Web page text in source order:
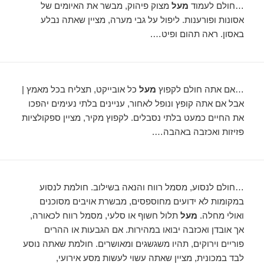
…חולם לעמוד מעל מצוק פיהוק, מבשר את האיומים של
אסונות ופורענות. ליפול על גבי מערה, מציין שאתה נבלע
באסון. ראה תהום ופיט….
…אם אתה חולם לקפוץ מעל כל אובייקט, תצליח בכל מאמץ |
אבל אם אתה קופץ ונופל לאחור, עניינים בלתי נעימים יהפכו
את החיים כמעט בלתי נסבלים. לקפוץ מקיר, מציין ספקולציות
פזיזות ואכזבה באהבה….
…חולם לנסוע, מסמל רווח והנאה בשילוב. חולמת לנסוע
במקומות לא ידועים מחוספסים, מבשרת אויבים מסוכנים
ואולי מחלה. מעל תלול חשוף או סלעי, מסמל רווח לכאורה,
אך אובדן ואכזבה יבואו במהירות. אם הגבעות או ההרים
פוריים וירוקים, תהיו משגשגים ומאושרים. חולמת שאתה נוסע
לבד במכונית, מציין שאתה עשוי לעשות מסע אירועי,